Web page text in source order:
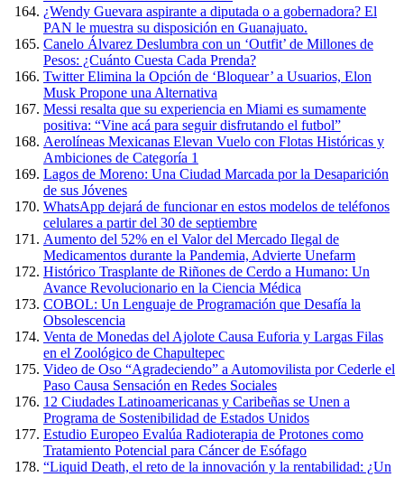
¿Wendy Guevara aspirante a diputada o a gobernadora? El
PAN le muestra su disposición en Guanajuato.
Canelo Álvarez Deslumbra con un ‘Outfit’ de Millones de
Pesos: ¿Cuánto Cuesta Cada Prenda?
Twitter Elimina la Opción de ‘Bloquear’ a Usuarios, Elon
Musk Propone una Alternativa
Messi resalta que su experiencia en Miami es sumamente
positiva: “Vine acá para seguir disfrutando el futbol”
Aerolíneas Mexicanas Elevan Vuelo con Flotas Históricas y
Ambiciones de Categoría 1
Lagos de Moreno: Una Ciudad Marcada por la Desaparición
de sus Jóvenes
WhatsApp dejará de funcionar en estos modelos de teléfonos
celulares a partir del 30 de septiembre
Aumento del 52% en el Valor del Mercado Ilegal de
Medicamentos durante la Pandemia, Advierte Unefarm
Histórico Trasplante de Riñones de Cerdo a Humano: Un
Avance Revolucionario en la Ciencia Médica
COBOL: Un Lenguaje de Programación que Desafía la
Obsolescencia
Venta de Monedas del Ajolote Causa Euforia y Largas Filas
en el Zoológico de Chapultepec
Video de Oso “Agradeciendo” a Automovilista por Cederle el
Paso Causa Sensación en Redes Sociales
12 Ciudades Latinoamericanas y Caribeñas se Unen a
Programa de Sostenibilidad de Estados Unidos
Estudio Europeo Evalúa Radioterapia de Protones como
Tratamiento Potencial para Cáncer de Esófago
“Liquid Death, el reto de la innovación y la rentabilidad: ¿Un